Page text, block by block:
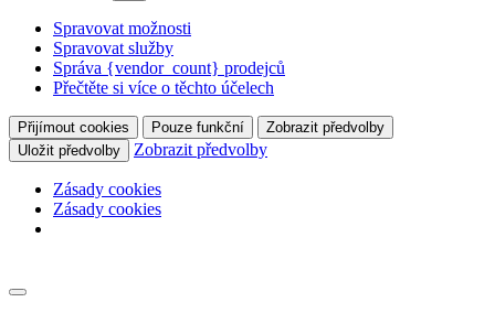
Spravovat možnosti
Spravovat služby
Správa {vendor_count} prodejců
Přečtěte si více o těchto účelech
Přijímout cookies Pouze funkční
Zobrazit předvolby
Uložit předvolby
Zobrazit předvolby
Zásady cookies
Zásady cookies
to